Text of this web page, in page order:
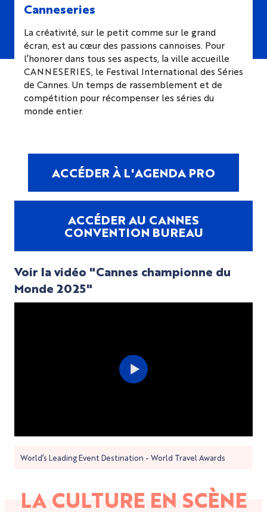
Canneseries
La créativité, sur le petit comme sur le grand
écran, est au cœur des passions cannoises. Pour
l’honorer dans tous ses aspects, la ville accueille
CANNESERIES, le Festival International des Séries
de Cannes. Un temps de rassemblement et de
compétition pour récompenser les séries du
monde entier.
ACCÉDER À L'AGENDA PRO
ACCÉDER AU CANNES
CONVENTION BUREAU
Voir la vidéo "Cannes championne du
Monde 2025"
World’s Leading Event Destination - World Travel Awards
LA CULTURE EN SCÈNE